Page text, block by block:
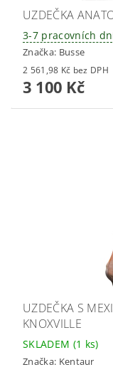
UZDEČKA
3-7 pracovních
Značka: Busse
2 561,98 Kč bez DPH
3 100 Kč
UZDEČKA S
KNOXVILLE
SKLADEM (1 ks)
Značka: Kentaur